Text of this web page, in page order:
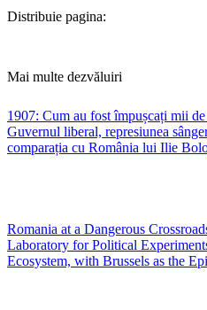
Distribuie pagina:
Mai multe dezvăluiri
1907: Cum au fost împușcați mii
Guvernul liberal, represiunea
comparația cu România lui Ilie
Romania at a Dangerous
Laboratory for Political
Ecosystem, with Brussels as the